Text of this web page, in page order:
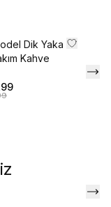
Dik Yaka
Kahve
kabul edersiniz ve